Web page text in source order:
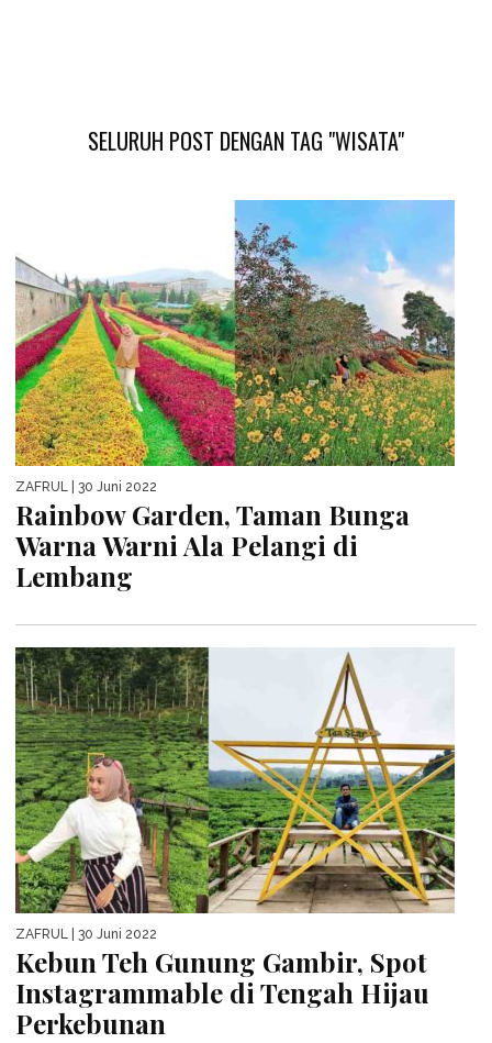
SELURUH POST DENGAN TAG "WISATA"
ZAFRUL | 30 Juni 2022
Rainbow Garden, Taman Bunga
Warna Warni Ala Pelangi di
Lembang
ZAFRUL | 30 Juni 2022
Kebun Teh Gunung Gambir, Spot
Instagrammable di Tengah Hijau
Perkebunan